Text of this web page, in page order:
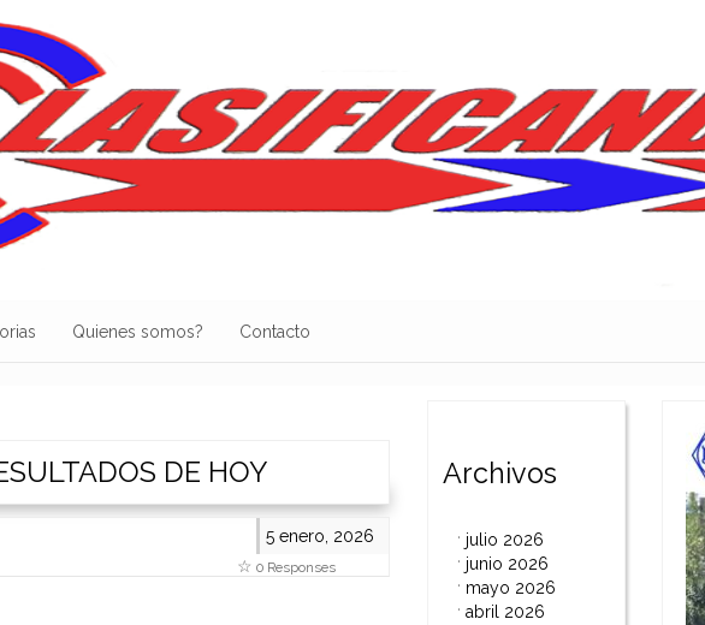
Quienes somos? Contacto
DE HOY
5 enero, 2026
0 Responses
Archivos
julio 2026
junio 2026
mayo 2026
abril 2026